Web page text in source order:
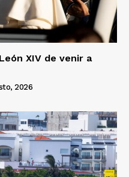
XIV de venir a
2026